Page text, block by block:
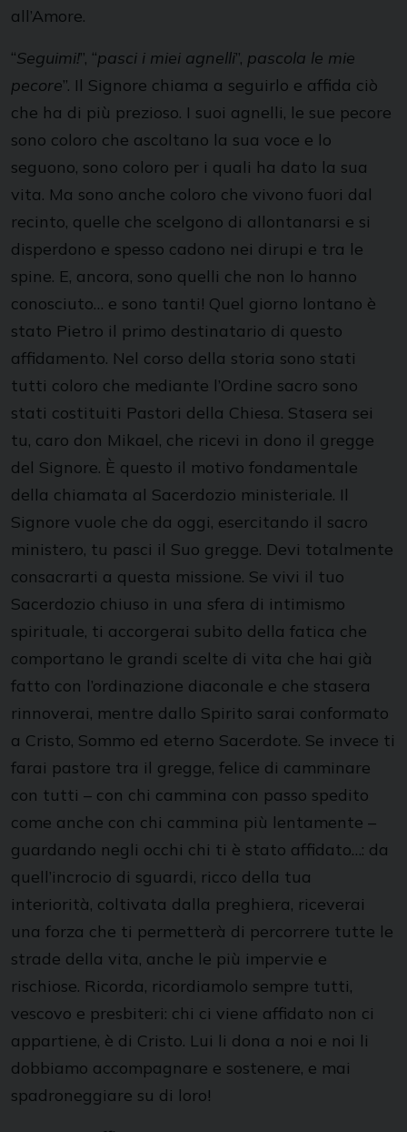
all’Amore.
“Seguimi!”, “pasci i miei agnelli”, pascola le mie
pecore”. Il Signore chiama a seguirlo e affida ciò
che ha di più prezioso. I suoi agnelli, le sue pecore
sono coloro che ascoltano la sua voce e lo
seguono, sono coloro per i quali ha dato la sua
vita. Ma sono anche coloro che vivono fuori dal
recinto, quelle che scelgono di allontanarsi e si
disperdono e spesso cadono nei dirupi e tra le
spine. E, ancora, sono quelli che non lo hanno
conosciuto… e sono tanti! Quel giorno lontano è
stato Pietro il primo destinatario di questo
affidamento. Nel corso della storia sono stati
tutti coloro che mediante l’Ordine sacro sono
stati costituiti Pastori della Chiesa. Stasera sei
tu, caro don Mikael, che ricevi in dono il gregge
del Signore. È questo il motivo fondamentale
della chiamata al Sacerdozio ministeriale. Il
Signore vuole che da oggi, esercitando il sacro
ministero, tu pasci il Suo gregge. Devi totalmente
consacrarti a questa missione. Se vivi il tuo
Sacerdozio chiuso in una sfera di intimismo
spirituale, ti accorgerai subito della fatica che
comportano le grandi scelte di vita che hai già
fatto con l’ordinazione diaconale e che stasera
rinnoverai, mentre dallo Spirito sarai conformato
a Cristo, Sommo ed eterno Sacerdote. Se invece ti
farai pastore tra il gregge, felice di camminare
con tutti – con chi cammina con passo spedito
come anche con chi cammina più lentamente –
guardando negli occhi chi ti è stato affidato…: da
quell’incrocio di sguardi, ricco della tua
interiorità, coltivata dalla preghiera, riceverai
una forza che ti permetterà di percorrere tutte le
strade della vita, anche le più impervie e
rischiose. Ricorda, ricordiamolo sempre tutti,
vescovo e presbiteri: chi ci viene affidato non ci
appartiene, è di Cristo. Lui li dona a noi e noi li
dobbiamo accompagnare e sostenere, e mai
spadroneggiare su di loro!